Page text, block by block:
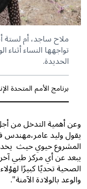
ملاح ساجد، أم
تواجهها النساء
الحديدة.
برنامج الأمم المتحدة
وعن أهمية التدخل من
يقول وليد عامر،مهندس
يبعد عن أي مركز طبي
الصحية تحديًا كبيرًا
والوعد بالولادة الآمنة".